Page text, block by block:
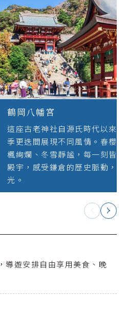
以壯麗的朱紅色千本鳥居
春日杜鵑花海綻放，秋日
間散發獨特魅力。漫步於
統與靜謐的和雅之美。
導遊安排自由享用美食、晚